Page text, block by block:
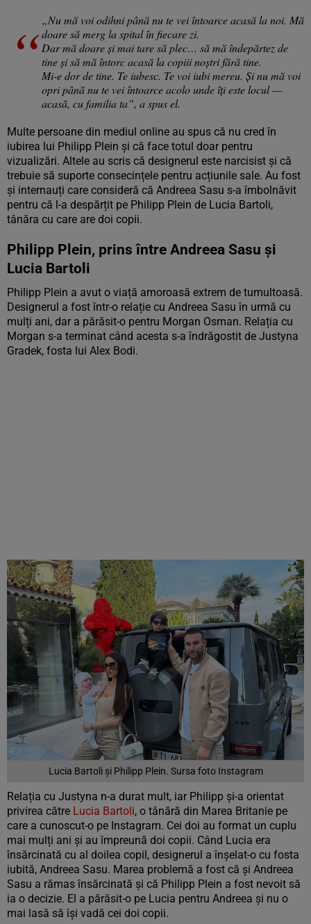
„Nu mă voi odihni până nu te vei întoarce acasă la noi. Mă
doare să merg la spital în fiecare zi.
Dar mă doare și mai tare să plec… să mă îndepărtez de
tine și să mă întorc acasă la copiii noștri fără tine.
Mi-e dor de tine. Te iubesc. Te voi iubi mereu. Și nu mă voi
opri până nu te vei întoarce acolo unde îți este locul —
acasă, cu familia ta”, a spus el.
Multe persoane din mediul online au spus că nu cred în
iubirea lui Philipp Plein și că face totul doar pentru
vizualizări. Altele au scris că designerul este narcisist și că
trebuie să suporte consecințele pentru acțiunile sale. Au fost
și internauți care consideră că Andreea Sasu s-a îmbolnăvit
pentru că l-a despărțit pe Philipp Plein de Lucia Bartoli,
tânăra cu care are doi copii.
Philipp Plein, prins între Andreea Sasu și
Lucia Bartoli
Philipp Plein a avut o viață amoroasă extrem de tumultoasă.
Designerul a fost într-o relație cu Andreea Sasu în urmă cu
mulți ani, dar a părăsit-o pentru Morgan Osman. Relația cu
Morgan s-a terminat când acesta s-a îndrăgostit de Justyna
Gradek, fosta lui Alex Bodi.
Lucia Bartoli și Philipp Plein. Sursa foto Instagram
Relația cu Justyna n-a durat mult, iar Philipp și-a orientat
privirea către Lucia Bartoli, o tânără din Marea Britanie pe
care a cunoscut-o pe Instagram. Cei doi au format un cuplu
mai mulți ani și au împreună doi copii. Când Lucia era
însărcinată cu al doilea copil, designerul a înșelat-o cu fosta
iubită, Andreea Sasu. Marea problemă a fost că și Andreea
Sasu a rămas însărcinată și că Philipp Plein a fost nevoit să
ia o decizie. El a părăsit-o pe Lucia pentru Andreea și nu o
mai lasă să își vadă cei doi copii.